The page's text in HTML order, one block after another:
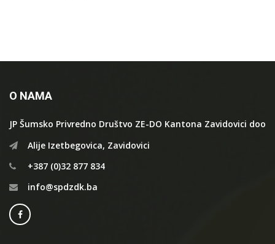
O NAMA
JP Šumsko Privredno Društvo ZE-DO Kantona Zavidovici doo
Alije Izetbegovica, Zavidovici
+387 (0)32 877 834
info@spdzdk.ba